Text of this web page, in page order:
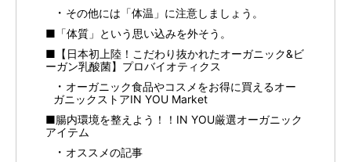
その他には「体温」に注意しましょう。
■「体質」という思い込みを外そう。
■【日本初上陸！こだわり抜かれたオーガニック&ビ
ーガン乳酸菌】プロバイオティクス
オーガニック食品やコスメをお得に買えるオー
ガニックストアIN YOU Market
■腸内環境を整えよう！！IN YOU厳選オーガニック
アイテム
オススメの記事